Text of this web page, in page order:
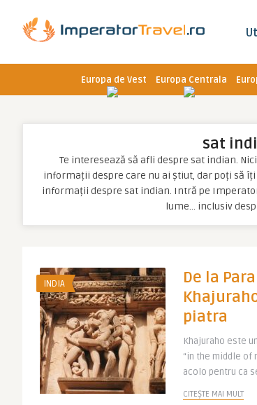
Europa de Vest Europa Centrala
sat
Te interesează să afli despre sat indian.
informații despre care nu ai știut, dar poți să
informații despre sat indian. Intră pe
lume… inclusiv
INDIA
De la
piatra
Khajuraho este
“in the middle of
acolo pentru ca
CITEȘTE MAI MULT